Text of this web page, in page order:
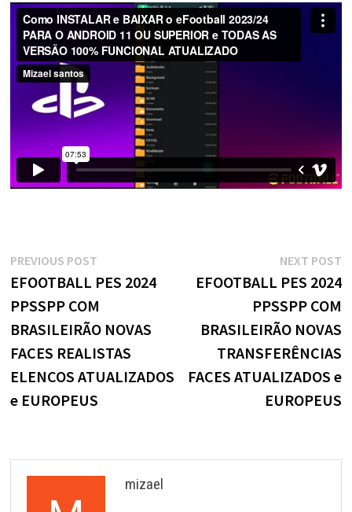
Navegação
de
Post
PREVIOUS POSTPrevious
post:
EFOOTBALL PES 2024
PPSSPP COM
BRASILEIRÃO NOVAS
FACES REALISTAS
ELENCOS ATUALIZADOS
e EUROPEUS
NEXT POST
EFOOTBALL PES 2024
PPSSPP COM
BRASILEIRÃO NOVAS
TRANSFERÊNCIAS
FACES ATUALIZADOS e
EUROPEUS
mizael